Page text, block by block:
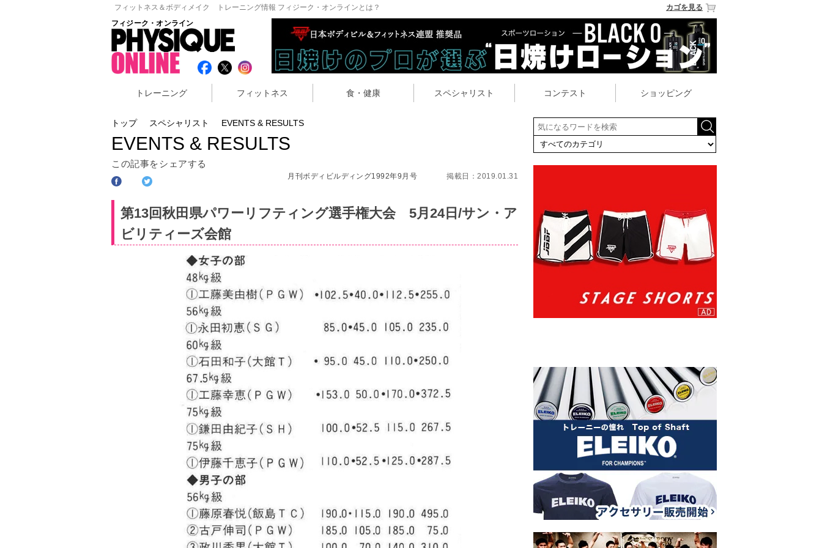
フィットネス＆ボディメイク トレーニング情報 フィジーク・オンラインとは？
カゴを見る
フィジーク・オンライン
トレーニング フィットネス 食・健康 スペシャリスト コンテスト ショッピング
トップ スペシャリスト EVENTS & RESULTS
EVENTS & RESULTS
この記事をシェアする
月刊ボディビルディング1992年9月号 掲載日：2019.01.31
第13回秋田県パワーリフティング選手権大会 5月24日/サン・ア
ビリティーズ会館